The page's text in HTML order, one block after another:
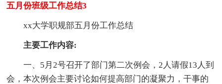
五月份班级工作总结3
xx大学职规部五月份工作总结
主要工作内容:
一、5月2号召开了部门第二次例会，2人请假13人到
会，本次例会主要讨论如何提高部门的凝聚力，干事的